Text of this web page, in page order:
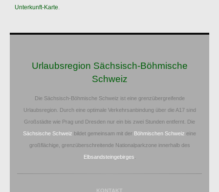
Unterkunft-Karte.
Urlaubsregion Sächsisch-Böhmische
Schweiz
Die Sächsisch-Böhmische Schweiz ist eine grenzübergreifende
Urlaubsregion. Durch eine optimale Verkehrsanbindung über die A17 sind
Großstädte wie Prag und Dresden nur ein bis zwei Stunden entfernt. Die
Sächsische Schweiz bildet gemeinsam mit der Böhmischen Schweiz eine
großflächige, grenzüberschreitende Nationalparkzone innerhalb des
Elbsandsteingebirges
KONTAKT